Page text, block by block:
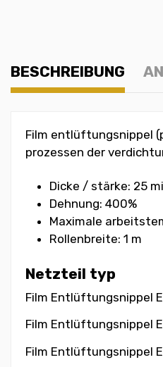
BESCHREIBUNG
Film entlüftungsnippel
prozessen der
Dicke / stärke: 25
Dehnung: 400%
Maximale
Rollenbreite: 1 m
Netzteil typ
Film Entlüftungsnippel
Film Entlüftungsnippel
Film Entlüftungsnippel